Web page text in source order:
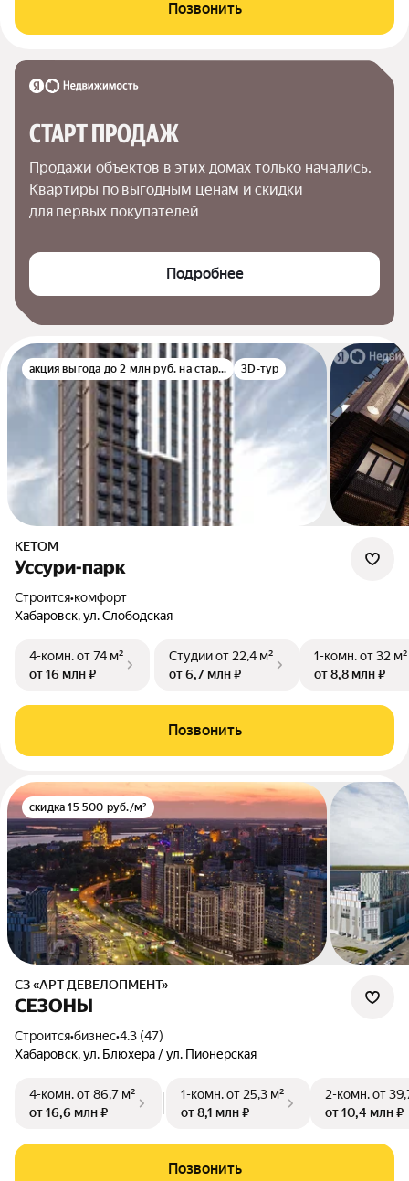
Позвонить
СТАРТ ПРОДАЖ
Продажи объектов в этих домах только начались.
Квартиры по выгодным ценам и скидки
для первых покупателей
Подробнее
акция выгода до 2 млн руб. на старте 3D-тур
КЕТОМ
Уссури-парк
Строится•комфорт
Хабаровск, ул. Слободская
4-комн.от 74 м²
от 16 млн ₽
Студииот 22,4 м²
от 6,7 млн ₽
1-комн.от 32 м²
от 8,8 млн ₽
Позвонить
скидка 15 500 руб./м²
СЗ «АРТ ДЕВЕЛОПМЕНТ»
СЕЗОНЫ
Строится•бизнес•4.3 (47)
Хабаровск, ул. Блюхера / ул. Пионерская
4-комн.от 86,7 м²
от 16,6 млн ₽
1-комн.от 25,3 м²
от 8,1 млн ₽
2-комн.от
от 10,4 млн ₽
Позвонить